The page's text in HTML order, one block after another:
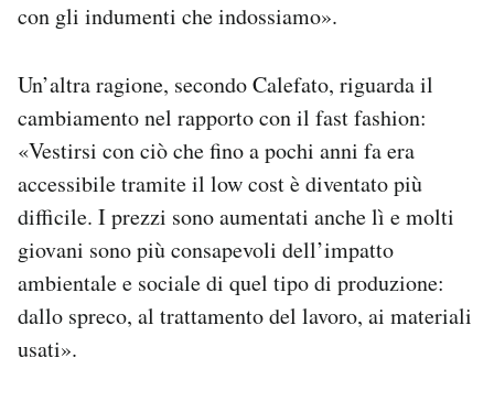
con gli indumenti che indossiamo».
Un’altra ragione, secondo Calefato, riguarda il
cambiamento nel rapporto con il fast fashion:
«Vestirsi con ciò che fino a pochi anni fa era
accessibile tramite il low cost è diventato più
difficile. I prezzi sono aumentati anche lì e molti
giovani sono più consapevoli dell’impatto
ambientale e sociale di quel tipo di produzione:
dallo spreco, al trattamento del lavoro, ai materiali
usati».